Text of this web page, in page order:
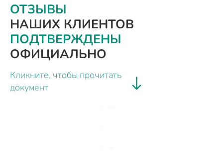
ОТЗЫВЫ
НАШИХ КЛИЕНТОВ
ПОДТВЕРЖДЕНЫ
ОФИЦИАЛЬНО
Кликните, чтобы прочитать
документ